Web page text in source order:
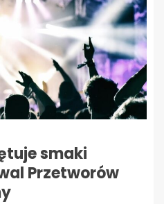
smaki
Przetworów